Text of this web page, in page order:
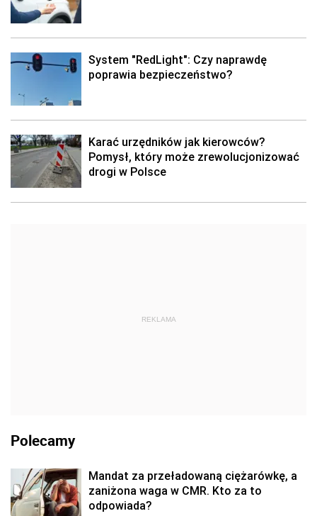
System "RedLight": Czy naprawdę
poprawia bezpieczeństwo?
Karać urzędników jak kierowców?
Pomysł, który może zrewolucjonizować
drogi w Polsce
REKLAMA
Polecamy
Mandat za przeładowaną ciężarówkę, a
zaniżona waga w CMR. Kto za to
odpowiada?